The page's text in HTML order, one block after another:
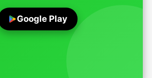
Google Play